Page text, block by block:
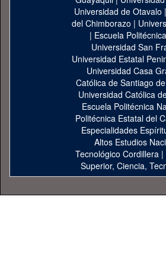
Universidad de Otavalo |
del Chimborazo |
| Escuela
Universidad San
Universidad Estatal
Universidad Casa
Católica de Santiago
Universidad Católica
Escuela Politécnica
Politécnica Estatal del
Especialidades
Altos Estudios
Tecnológico Cordillera |
Superior, Ciencia,